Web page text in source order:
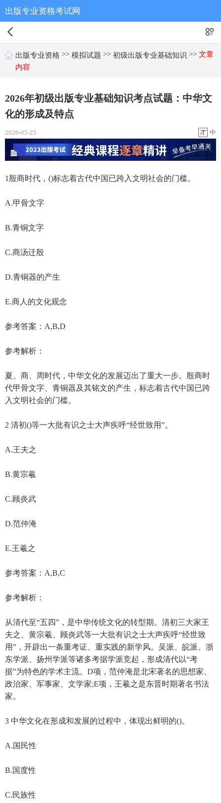
出版专业资格考试网
出版专业资格 >>模拟试题 >>初级出版专业基础知识 >>文章
内容
2026年初级出版专业基础知识考点试题：中华文
化的形成及特点
2026-05-25 中
1殷商时代，()标志着古代中国已跨入文明社会的门槛。
A.甲骨文字
B.青铜文字
C.商汤迁殷
D.青铜器的产生
E.商人的文化观念
参考答案：A,B,D
参考解析：
夏、商、周时代，中华文化的发展迈出了重大一步。殷商时
代甲骨文字、青铜器及其铭文的产生，标志着古代中国已跨
入文明社会的门槛。
2 清初()等一大批有识之士大声疾呼“经世致用”。
A.王夫之
B.黄宗羲
C.顾炎武
D.范仲淹
E.王羲之
参考答案：A,B,C
参考解析：
从清代至“五四”，是中华传统文化的转型期。清初三大家王
夫之、黄宗羲、顾炎武等一大批有识之士大声疾呼“经世致
用”，开辟出一条重考证、重实践的新学风。吴派、皖派、浙
东学派、扬州学派等诸多考据学派竞起，形成清代以“考
据”为特色的学术主流。D项，范仲淹是北宋著名的思想家、
政治家、军事家、文学家;E项，王羲之是东晋时期著名书法
家。
3 中华文化在形成和发展的过程中，体现出鲜明的()。
A.国民性
B.国度性
C.民族性